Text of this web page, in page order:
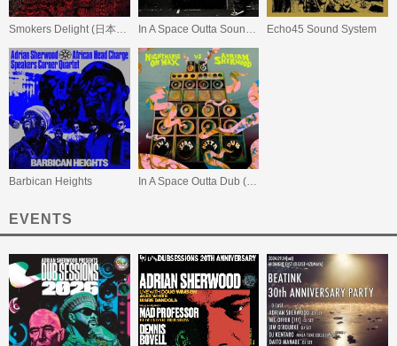
Smokers Delight (日本語帯付LP) In A Space Outta Sound (日本語帯付LP) Echo45 Sound System
Barbican Heights In A Space Outta Dub (Black Vinyl)
EVENTS